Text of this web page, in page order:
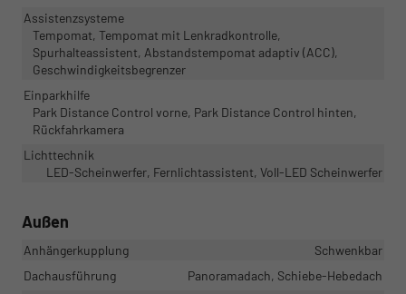
Assistenzsysteme
Tempomat, Tempomat mit Lenkradkontrolle,
Spurhalteassistent, Abstandstempomat adaptiv (ACC),
Geschwindigkeitsbegrenzer
Einparkhilfe
Park Distance Control vorne, Park Distance Control hinten,
Rückfahrkamera
Lichttechnik
LED-Scheinwerfer, Fernlichtassistent, Voll-LED Scheinwerfer
Außen
Anhängerkupplung
Schwenkbar
Dachausführung
Panoramadach, Schiebe-Hebedach